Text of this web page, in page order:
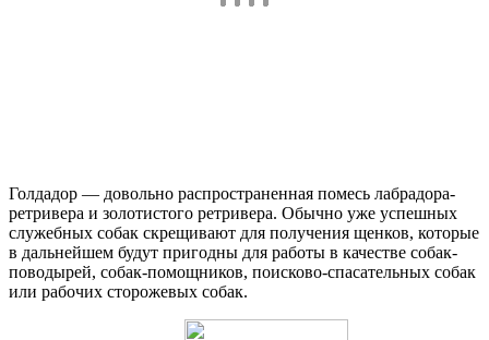
Голдадор — довольно распространенная помесь лабрадора-
ретривера и золотистого ретривера. Обычно уже успешных
служебных собак скрещивают для получения щенков, которые
в дальнейшем будут пригодны для работы в качестве собак-
поводырей, собак-помощников, поисково-спасательных собак
или рабочих сторожевых собак.